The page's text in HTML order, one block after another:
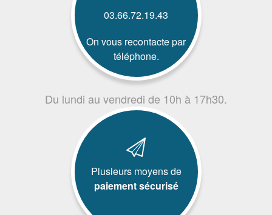
03.66.72.19.43
On vous recontacte par
téléphone.
Du lundi au vendredi de 10h à 17h30.
Plusieurs moyens de
paiement sécurisé